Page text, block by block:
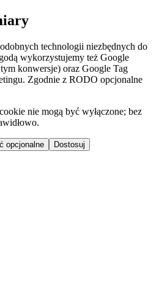
technologii niezbędnych do
wykorzystujemy też Google
konwersje) oraz Google Tag
Zgodnie z RODO opcjonalne
nie mogą być wyłączone; bez
opcjonalne Dostosuj